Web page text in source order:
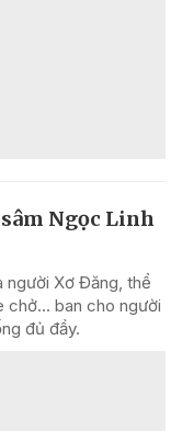
Ngọc Linh
người Xơ Đăng, thể
chở... ban cho người
đủ đầy.